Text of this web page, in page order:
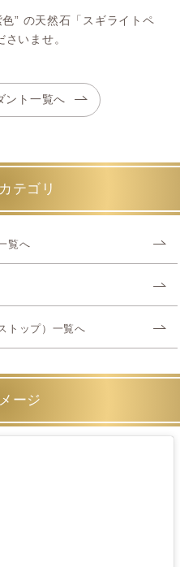
” の天然石「スギライトペ
いませ。
ント一覧へ
テゴリ
覧へ
トップ）一覧へ
ージ